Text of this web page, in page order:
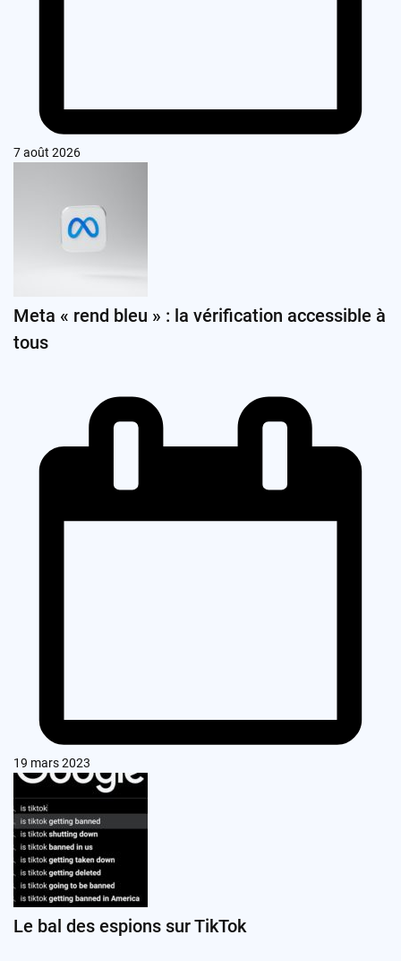
7 août 2026
Meta « rend bleu » : la vérification accessible à
tous
19 mars 2023
Le bal des espions sur TikTok